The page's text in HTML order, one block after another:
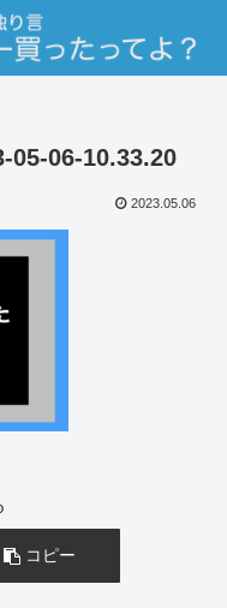
05-06-10.33.20
2023.05.06
コピー